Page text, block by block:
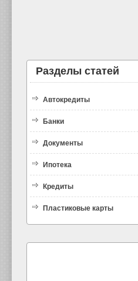
Разделы статей
Автокредиты
Банки
Документы
Ипотека
Кредиты
Пластиковые карты